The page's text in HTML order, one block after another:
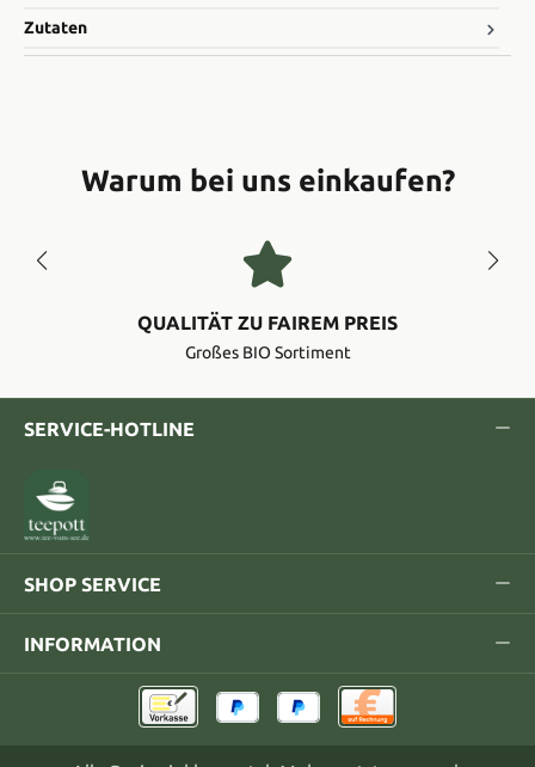
Zutaten
Warum bei uns einkaufen?
QUALITÄT ZU FAIREM PREIS
Großes BIO Sortiment
SERVICE-HOTLINE
SHOP SERVICE
INFORMATION